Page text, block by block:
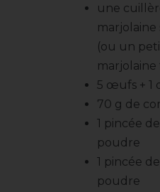
une
marjolaine
(ou un
marjolaine
5 œufs +
70 g de
1 pincée
poudre
1 pincée
poudre